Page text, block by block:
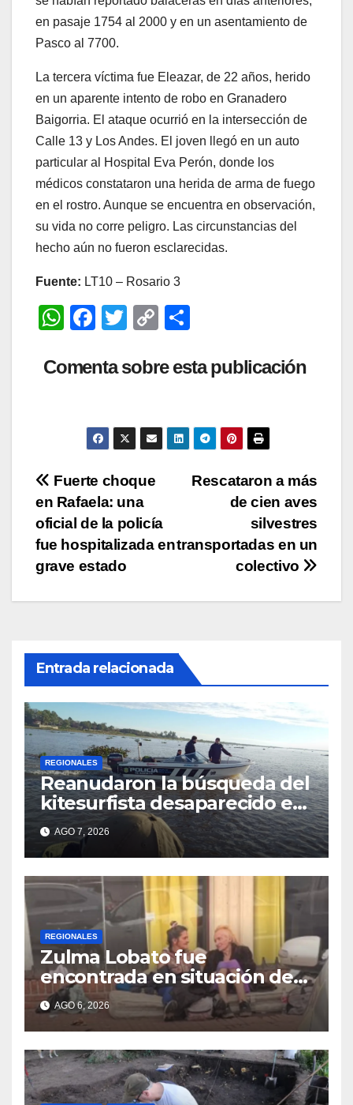
en pasaje 1754 al 2000 y en un asentamiento de
Pasco al 7700.
La tercera víctima fue Eleazar, de 22 años, herido
en un aparente intento de robo en Granadero
Baigorria. El ataque ocurrió en la intersección de
Calle 13 y Los Andes. El joven llegó en un auto
particular al Hospital Eva Perón, donde los
médicos constataron una herida de arma de fuego
en el rostro. Aunque se encuentra en observación,
su vida no corre peligro. Las circunstancias del
hecho aún no fueron esclarecidas.
Fuente: LT10 – Rosario 3
W
at
F
c
b
o
k
T
tt
C
p
Li
n
m
ar
tir
Comenta sobre esta publicación
Navegación
de
entradas
Rescataron a más
de cien aves
silvestres
transportadas en un
colectivo
Fuerte choque
en Rafaela: una
oficial de la policía
fue hospitalizada en
grave estado
Entrada relacionada
REGIONALES
Reanudaron la búsqueda del
kitesurfista desaparecido en
aguas de la Laguna Setúbal
AGO 7, 2026
REGIONALES
Zulma Lobato fue
encontrada en situación de
calle en Paraná
AGO 6, 2026